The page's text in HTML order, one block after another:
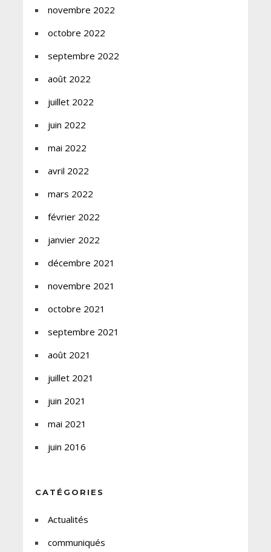
novembre 2022
octobre 2022
septembre 2022
août 2022
juillet 2022
juin 2022
mai 2022
avril 2022
mars 2022
février 2022
janvier 2022
décembre 2021
novembre 2021
octobre 2021
septembre 2021
août 2021
juillet 2021
juin 2021
mai 2021
juin 2016
CATÉGORIES
Actualités
communiqués